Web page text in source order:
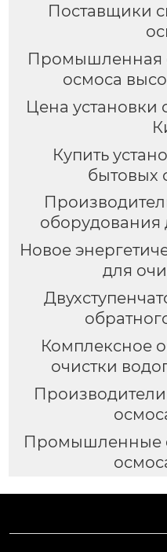
Поставщики
Промышленная
осмоса
Цена установки
Купить
бытовых
оборудования
Новое
для
Комплексное
очистки
Промышленные